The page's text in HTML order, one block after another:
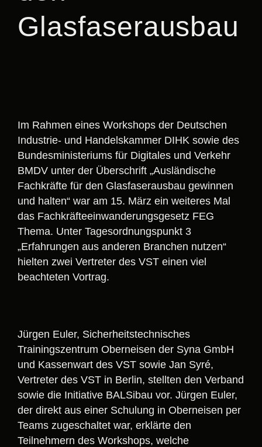
Glasfaserausbau
Im Rahmen eines Workshops der Deutschen
Industrie- und Handelskammer DIHK sowie des
Bundesministeriums für Digitales und Verkehr
BMDV unter der Überschrift „Ausländische
Fachkräfte für den Glasfaserausbau gewinnen
und halten“ war am 15. März ein weiteres Mal
das Fachkräfteeinwanderungsgesetz FEG
Thema. Unter Tagesordnungspunkt 3
„Erfahrungen aus anderen Branchen nutzen“
hielten zwei Vertreter des VST einen viel
beachteten Vortrag.
Jürgen Euler, Sicherheitstechnisches
Trainingszentrum Oberneisen der Syna GmbH
und Kassenwart des VST sowie Jan Syré,
Vertreter des VST in Berlin, stellten den Verband
sowie die Initiative BALSibau vor. Jürgen Euler,
der direkt aus einer Schulung in Oberneisen per
Teams zugeschaltet war, erklärte den
Teilnehmern des Workshops, welche